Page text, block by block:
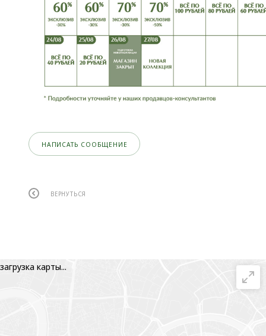
НАПИСАТЬ СООБЩЕНИЕ
ВЕРНУТЬСЯ
загрузка карты...